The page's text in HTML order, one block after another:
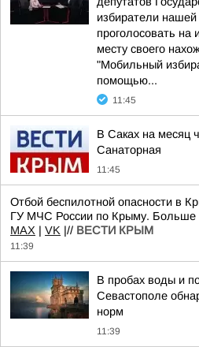
избиратели нашей
проголосовать на
месту своего
"Мобильный
помощью...
11:45
В Саках на месяц
Санаторная
11:45
Отбой беспилотной опасности в
ГУ МЧС России по Крыму. Больше
MAX | VK |// ВЕСТИ КРЫМ
11:39
В пробах воды и
Севастополе
норм
11:39